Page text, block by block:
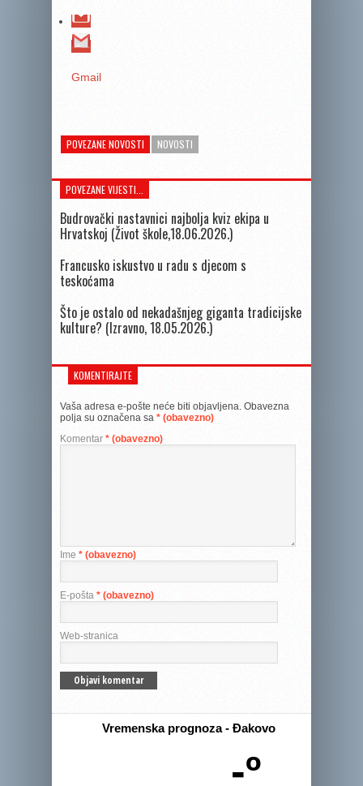
Gmail
POVEZANE NOVOSTI NOVOSTI
POVEZANE VIJESTI...
Budrovački nastavnici najbolja kviz ekipa u
Hrvatskoj (Život škole,18.06.2026.)
Francusko iskustvo u radu s djecom s
teskoćama
Što je ostalo od nekadašnjeg giganta tradicijske
kulture? (Izravno, 18.05.2026.)
KOMENTIRAJTE
Vaša adresa e-pošte neće biti objavljena. Obavezna
polja su označena sa * (obavezno)
Komentar * (obavezno)
Ime * (obavezno)
E-pošta * (obavezno)
Web-stranica
Vremenska prognoza - Đakovo
-º